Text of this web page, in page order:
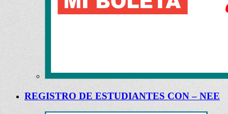
REGISTRO DE ESTUDIANTES CON – NEE